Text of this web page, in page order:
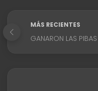
MÁS RECIENTES
GANARON LAS PIBAS